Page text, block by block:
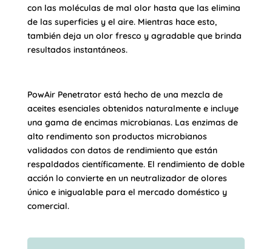
con las moléculas de mal olor hasta que las elimina
de las superficies y el aire. Mientras hace esto,
también deja un olor fresco y agradable que brinda
resultados instantáneos.
PowAir Penetrator está hecho de una mezcla de
aceites esenciales obtenidos naturalmente e incluye
una gama de encimas microbianas. Las enzimas de
alto rendimento son productos microbianos
validados con datos de rendimiento que están
respaldados científicamente. El rendimiento de doble
acción lo convierte en un neutralizador de olores
único e inigualable para el mercado doméstico y
comercial.